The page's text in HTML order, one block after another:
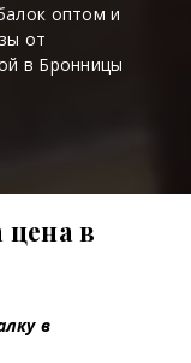
оптом и
от
в Бронницы
цена в
в